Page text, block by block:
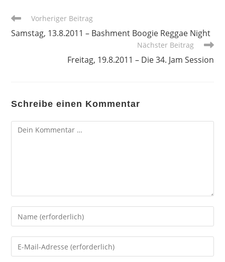
Weitere
ansehen
Vorheriger Beitrag
Samstag, 13.8.2011 – Bashment Boogie Reggae Night
Nächster Beitrag
Freitag, 19.8.2011 – Die 34. Jam Session
Schreibe einen Kommentar
Kommentar
Gib
deinen
Namen
oder
Gib
deine